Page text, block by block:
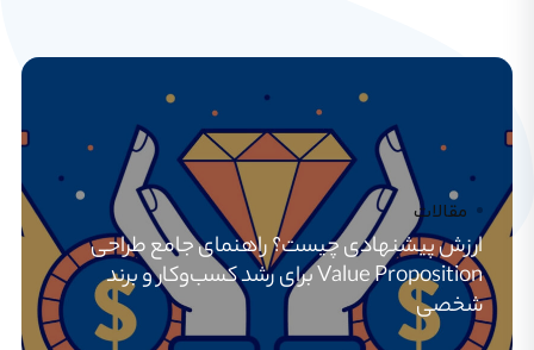
مقالات
ارزش پیشنهادی چیست؟ راهنمای جامع طراحی
Value Proposition برای رشد کسب‌وکار و برند
شخصی